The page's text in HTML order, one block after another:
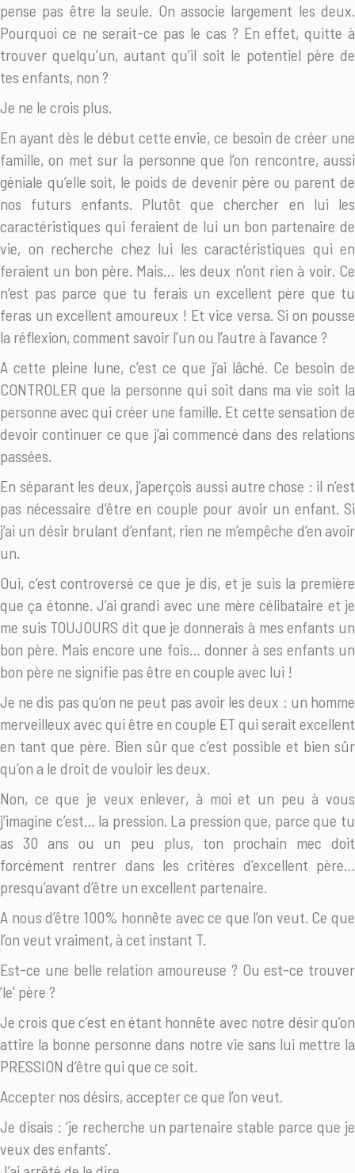
pense pas être la seule. On associe largement les deux.
Pourquoi ce ne serait-ce pas le cas ? En effet, quitte à
trouver quelqu’un, autant qu’il soit le potentiel père de
tes enfants, non ?
Je ne le crois plus.
En ayant dès le début cette envie, ce besoin de créer une
famille, on met sur la personne que l’on rencontre, aussi
géniale qu’elle soit, le poids de devenir père ou parent de
nos futurs enfants. Plutôt que chercher en lui les
caractéristiques qui feraient de lui un bon partenaire de
vie, on recherche chez lui les caractéristiques qui en
feraient un bon père. Mais… les deux n’ont rien à voir. Ce
n’est pas parce que tu ferais un excellent père que tu
feras un excellent amoureux ! Et vice versa. Si on pousse
la réflexion, comment savoir l’un ou l’autre à l’avance ?
A cette pleine lune, c’est ce que j’ai lâché. Ce besoin de
CONTROLER que la personne qui soit dans ma vie soit la
personne avec qui créer une famille. Et cette sensation de
devoir continuer ce que j’ai commencé dans des relations
passées.
En séparant les deux, j’aperçois aussi autre chose : il n’est
pas nécessaire d’être en couple pour avoir un enfant. Si
j’ai un désir brulant d’enfant, rien ne m’empêche d’en avoir
un.
Oui, c’est controversé ce que je dis, et je suis la première
que ça étonne. J’ai grandi avec une mère célibataire et je
me suis TOUJOURS dit que je donnerais à mes enfants un
bon père. Mais encore une fois… donner à ses enfants un
bon père ne signifie pas être en couple avec lui !
Je ne dis pas qu’on ne peut pas avoir les deux : un homme
merveilleux avec qui être en couple ET qui serait excellent
en tant que père. Bien sûr que c’est possible et bien sûr
qu’on a le droit de vouloir les deux.
Non, ce que je veux enlever, à moi et un peu à vous
j’imagine c’est… la pression. La pression que, parce que tu
as 30 ans ou un peu plus, ton prochain mec doit
forcément rentrer dans les critères d’excellent père…
presqu’avant d’être un excellent partenaire.
A nous d’être 100% honnête avec ce que l’on veut. Ce que
l’on veut vraiment, à cet instant T.
Est-ce une belle relation amoureuse ? Ou est-ce trouver
‘le’ père ?
Je crois que c’est en étant honnête avec notre désir qu’on
attire la bonne personne dans notre vie sans lui mettre la
PRESSION d’être qui que ce soit.
Accepter nos désirs, accepter ce que l’on veut.
Je disais : ‘je recherche un partenaire stable parce que je
veux des enfants’.